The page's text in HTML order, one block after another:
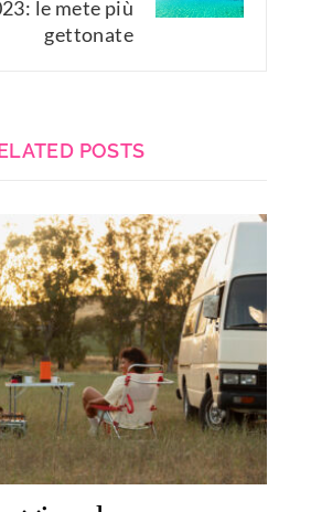
le mete più
gettonate
POSTS